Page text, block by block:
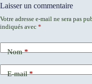
Laisser un commentaire
Votre adresse e-mail ne sera pas
indiqués avec *
Nom*
E-mail*